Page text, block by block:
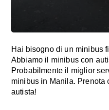
Hai bisogno di un minibus
Abbiamo il minibus con
Probabilmente il miglior
minibus in Manila. Prenota
autista!